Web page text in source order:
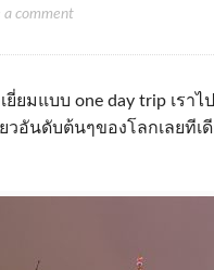
a comment
ยมแบบ one day trip เรา
ยวอันดับต้นๆของโลกเลยที